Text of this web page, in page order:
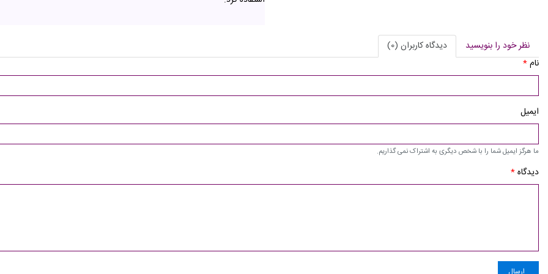
نظر خود را بنویسید
دیدگاه کاربران (0)
نام*
ایمیل
ما هرگز ایمیل شما را با شخص دیگری به اشتراک نمی گذاریم.
دیدگاه*
ارسال